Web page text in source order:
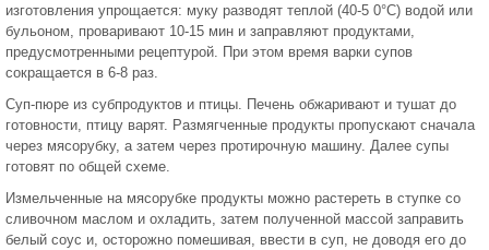
изготовления упрощается: муку разводят теплой (40-5 0°С) водой или
бульоном, проваривают 10-15 мин и заправляют продуктами,
предусмотренными рецептурой. При этом время варки супов
сокращается в 6-8 раз.
Суп-пюре из субпродуктов и птицы. Печень обжаривают и тушат до
готовности, птицу варят. Размягченные продукты пропускают сначала
через мясорубку, а затем через протирочную машину. Далее супы
готовят по общей схеме.
Измельченные на мясорубке продукты можно растереть в ступке со
сливочном маслом и охладить, затем полученной массой заправить
белый соус и, осторожно помешивая, ввести в суп, не доводя его до